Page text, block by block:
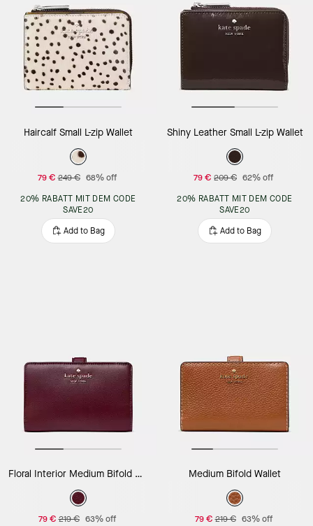
Haircalf Small L-zip Wallet
79 € 249 € 68% off
20% RABATT MIT DEM CODE
SAVE20
Add to Bag
Shiny Leather Small L-zip Wallet
79 € 209 € 62% off
20% RABATT MIT DEM CODE
SAVE20
Add to Bag
Floral Interior Medium Bifold Wallet
79 € 219 € 63% off
Medium Bifold Wallet
79 € 219 € 63% off